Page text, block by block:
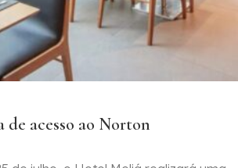
de acesso ao Norton